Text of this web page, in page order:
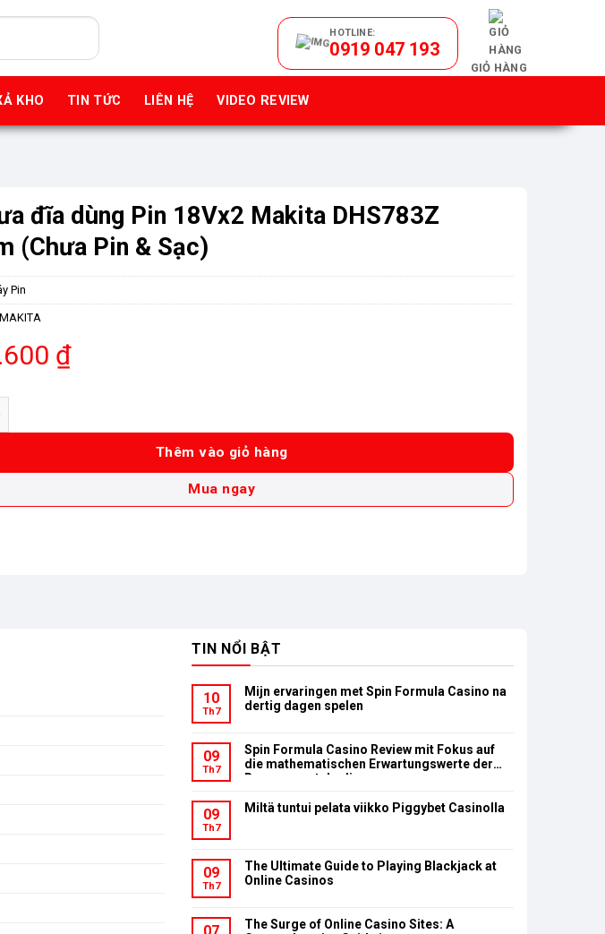
HOTLINE:
0919 047 193
GIỎ HÀNG
KHO TIN TỨC LIÊN HỆ VIDEO REVIEW
đĩa dùng Pin 18Vx2 Makita DHS783Z
(Chưa Pin & Sạc)
Pin
MAKITA
₫
dùng Pin 18Vx2 Makita DHS783Z 185mm (Chưa Pin & Sạc) số lượng
Thêm vào giỏ hàng
Mua ngay
TIN NỔI BẬT
10
Th7
Mijn ervaringen met Spin Formula Casino na
dertig dagen spelen
09
Th7
Spin Formula Casino Review mit Fokus auf
die mathematischen Erwartungswerte der
Bonusumsatzbedingungen
09
Th7
Miltä tuntui pelata viikko Piggybet Casinolla
09
Th7
The Ultimate Guide to Playing Blackjack at
Online Casinos
The Surge of Online Casino Sites: A